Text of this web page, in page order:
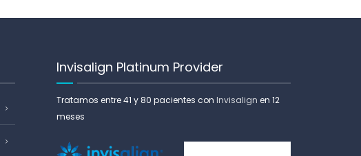
Invisalign Platinum Provider
Tratamos entre 41 y 80 pacientes con Invisalign en 12
meses